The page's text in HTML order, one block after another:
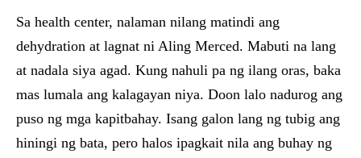
Sa health center, nalaman nilang matindi ang
dehydration at lagnat ni Aling Merced. Mabuti na lang
at nadala siya agad. Kung nahuli pa ng ilang oras, baka
mas lumala ang kalagayan niya. Doon lalo nadurog ang
puso ng mga kapitbahay. Isang galon lang ng tubig ang
hiningi ng bata, pero halos ipagkait nila ang buhay ng